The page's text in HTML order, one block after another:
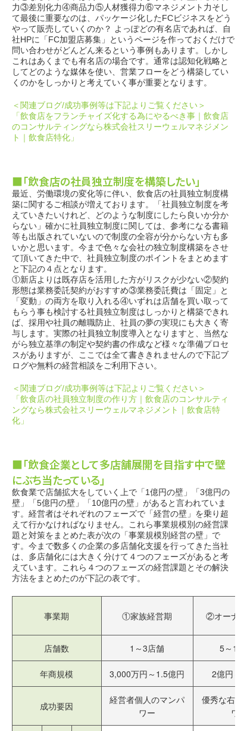
力③差別化力④商品力⑤人材獲得力⑥マネジメント力そし
て最後に重要なのは、パッケージ化したFCビジネスをどう
やって販売していくのか？ よっぽどの有名店であれば、自
社HPに「FC加盟店募集」というページを作っておくだけで
問い合わせがどんどん来るという事例もあります。しかし
これはあくまでも有名店の場合です。通常は認知化戦略と
してどのような媒体を使い、営業フローをどう構築してい
くのかをしっかりと考えていく事が重要となります。
＜関連ブログ/成功事例等は下記よりご覧ください＞
「飲食店をフランチャイズ化する為にやるべき事｜飲食店
のコンサルティングなら株式会社スリーウェルマネジメン
ト｜飲食店特化」
■「飲食店の社員独立制度を構築したい」
最近、労働環境の変化等に伴い、飲食店の社員独立制度構
築に関するご相談が増えております。「社員独立制度を考
えていきたいけれど、どのような制度にしたら良いか分か
らない」確かに社員独立制度に関しては、参考になる書籍
等も出版されていないので制度の全容が分からない方も多
いかと思います。今まで色々な会社の独立制度構築をさせ
て頂いてきた中で、社員独立制度のポイントをまとめます
と下記の４点となります。
①新店よりは既存店を活用した方がリスクが少ない②契約
形態は業務委託契約がおすすめ③業務委託費は「固定」と
「変動」の両方を取り入れる④いずれは店舗を買い取って
もらう事も検討する社員独立制度はしっかりと構築できれ
ば、採用や社員の離職防止、社員の夢の実現にも大きく寄
与します。実際の社員独立制度導入となりますと、当然な
がら独立基準の制定や契約書の作成など様々な準備プロセ
スがありますが、ここでは全て書ききれませんので下記ブ
ログや無料の経営相談をご利用下さい。
＜関連ブログ/成功事例等は下記よりご覧ください＞
「飲食店の社員独立制度の作り方｜飲食店のコンサルティ
ングなら株式会社スリーウェルマネジメント｜飲食店特
化」
■「飲食企業として多店舗展開を目指す中で壁
にぶち当たっている」
飲食業で店舗拡大をしていく上で「1億円の壁」「3億円の
壁」「5億円の壁」「10億円の壁」があると言われていま
す。経営者はそれぞれのフェーズで「経営の壁」を乗り超
えて行かなければなりません。これら事業規模別の経営課
題と対策をまとめた表が次の「事業規模別経営の壁」で
す。今まで数多くの企業の多店舗化支援を行ってきた当社
は、多店舗化には大きく分けて４つのフェーズがあると考
えています。これら４つのフェーズの経営課題とその解決
方法をまとめたのが下記の表です。
事業期 ①家族経営期 ②オーナ
店舗数 1～3店舗 5～10
年商規模 3,000万円～1.5億円 2億円～
成功要因
経営者個人のマンパ
ワー
優秀な右腕
ワー